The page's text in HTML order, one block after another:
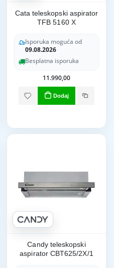
Cata teleskopski aspirator
TFB 5160 X
Isporuka moguća od
09.08.2026
Besplatna isporuka
11.990,00
Dodaj
Candy teleskopski
aspirator CBT625/2X/1